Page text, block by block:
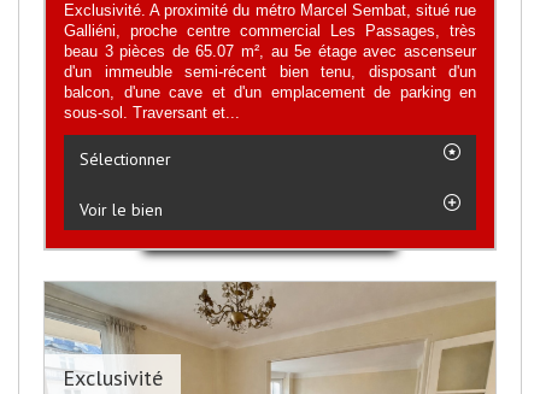
Exclusivité. A proximité du métro Marcel Sembat, situé rue
Galliéni, proche centre commercial Les Passages, très
beau 3 pièces de 65.07 m², au 5e étage avec ascenseur
d'un immeuble semi-récent bien tenu, disposant d'un
balcon, d'une cave et d'un emplacement de parking en
sous-sol. Traversant et...
Sélectionner
Voir le bien
Exclusivité